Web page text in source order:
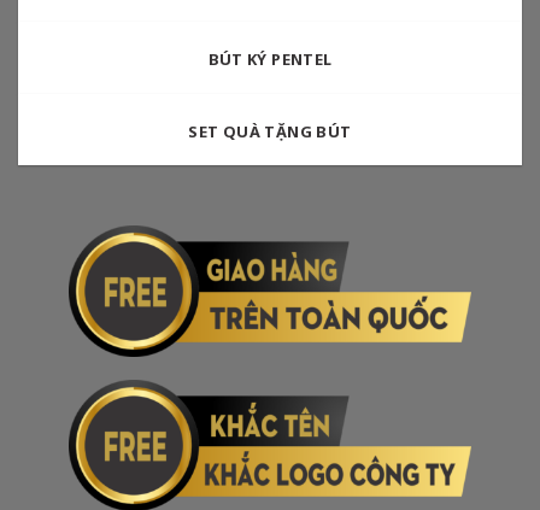
BÚT KÝ PENTEL
SET QUÀ TẶNG BÚT